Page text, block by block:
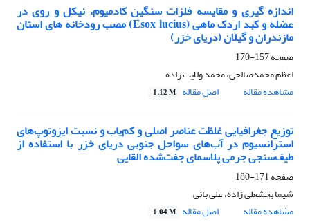
اندازه گیری و مقایسه فلزات سنگین کادمیوم، نیکل و روی در
عضله و کبد اردک ماهی (Esox lucius) مصب رودخانه های استان
مازندران و گیلان (دریای خزر)
صفحه157-170
اعظم محمدصالحی، محمد ولایت زاده
مشاهده مقاله
اصل مقاله 1.12 M
توزیع جغرافیایی غلظت عناصر اصلی و کم‌یاب و نسبت ایزوتوپ‌های
استرانسیوم در آب‌های سواحل جنوبی دریای خزر با استفاده از
طیف‌سنجی جرمی پلاسمای جفت‌شده القایی
صفحه171-180
شیما بخشعلی زاده، علی بانی
مشاهده مقاله
اصل مقاله 1.04 M